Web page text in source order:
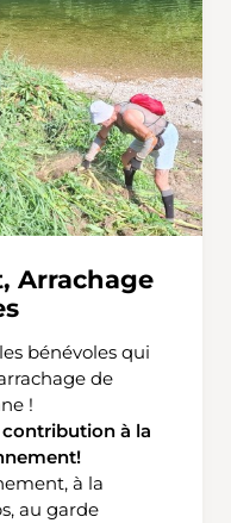
Arrachage
bénévoles qui
de
!
à la
à la
au garde